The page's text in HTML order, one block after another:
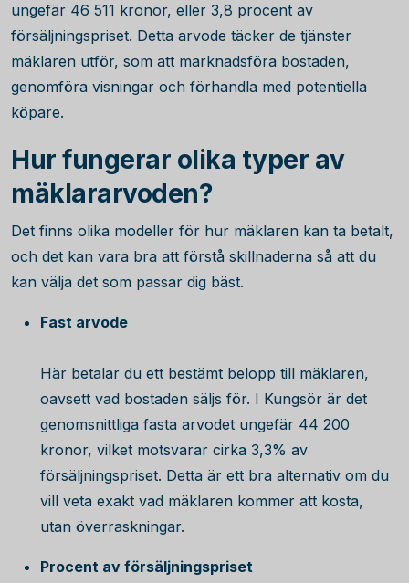
ungefär 46 511 kronor, eller 3,8 procent av
försäljningspriset. Detta arvode täcker de tjänster
mäklaren utför, som att marknadsföra bostaden,
genomföra visningar och förhandla med potentiella
köpare.
Hur fungerar olika typer av
mäklararvoden?
Det finns olika modeller för hur mäklaren kan ta betalt,
och det kan vara bra att förstå skillnaderna så att du
kan välja det som passar dig bäst.
Fast arvode
Här betalar du ett bestämt belopp till mäklaren,
oavsett vad bostaden säljs för. I Kungsör är det
genomsnittliga fasta arvodet ungefär 44 200
kronor, vilket motsvarar cirka 3,3% av
försäljningspriset. Detta är ett bra alternativ om du
vill veta exakt vad mäklaren kommer att kosta,
utan överraskningar.
Procent av försäljningspriset